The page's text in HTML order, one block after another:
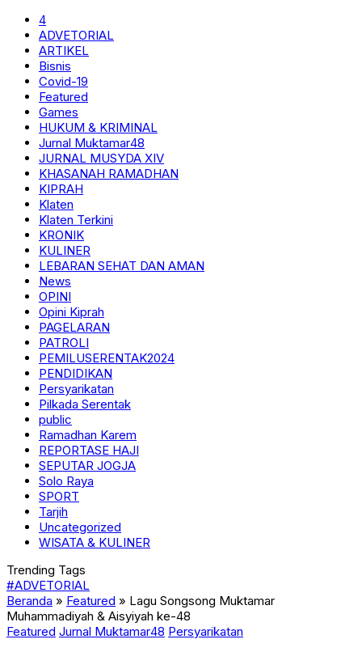
4
ADVETORIAL
ARTIKEL
Bisnis
Covid-19
Featured
Games
HUKUM & KRIMINAL
Jurnal Muktamar48
JURNAL MUSYDA XIV
KHASANAH RAMADHAN
KIPRAH
Klaten
Klaten Terkini
KRONIK
KULINER
LEBARAN SEHAT DAN AMAN
News
OPINI
Opini Kiprah
PAGELARAN
PATROLI
PEMILUSERENTAK2024
PENDIDIKAN
Persyarikatan
Pilkada Serentak
public
Ramadhan Karem
REPORTASE HAJI
SEPUTAR JOGJA
Solo Raya
SPORT
Tarjih
Uncategorized
WISATA & KULINER
Trending Tags
#ADVETORIAL
Beranda » Featured » Lagu Songsong Muktamar
Muhammadiyah & Aisyiyah ke-48
Featured Jurnal Muktamar48 Persyarikatan